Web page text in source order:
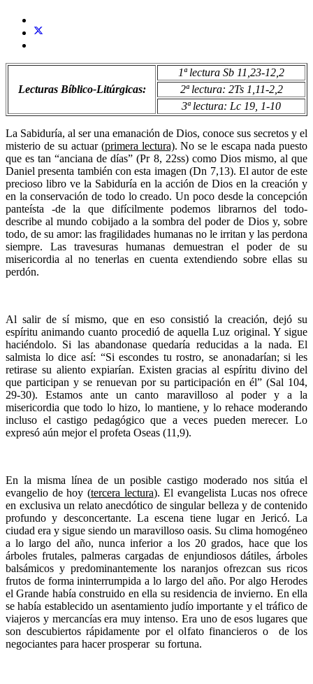
Lecturas Bíblico-Litúrgicas:
1ª lectura Sb 11,23-12,2
2ª lectura: 2Ts 1,11-2,2
3ª lectura: Lc 19, 1-10
La Sabiduría, al ser una emanación de Dios, conoce sus secretos y el
misterio de su actuar (primera lectura). No se le escapa nada puesto
que es tan “anciana de días” (Pr 8, 22ss) como Dios mismo, al que
Daniel presenta también con esta imagen (Dn 7,13). El autor de este
precioso libro ve la Sabiduría en la acción de Dios en la creación y
en la conservación de todo lo creado. Un poco desde la concepción
panteísta -de la que difícilmente podemos librarnos del todo-
describe al mundo cobijado a la sombra del poder de Dios y, sobre
todo, de su amor: las fragilidades humanas no le irritan y las perdona
siempre. Las travesuras humanas demuestran el poder de su
misericordia al no tenerlas en cuenta extendiendo sobre ellas su
perdón.
Al salir de sí mismo, que en eso consistió la creación, dejó su
espíritu animando cuanto procedió de aquella Luz original. Y sigue
haciéndolo. Si las abandonase quedaría reducidas a la nada. El
salmista lo dice así: “Si escondes tu rostro, se anonadarían; si les
retirase su aliento expiarían. Existen gracias al espíritu divino del
que participan y se renuevan por su participación en él” (Sal 104,
29-30). Estamos ante un canto maravilloso al poder y a la
misericordia que todo lo hizo, lo mantiene, y lo rehace moderando
incluso el castigo pedagógico que a veces pueden merecer. Lo
expresó aún mejor el profeta Oseas (11,9).
En la misma línea de un posible castigo moderado nos sitúa el
evangelio de hoy (tercera lectura). El evangelista Lucas nos ofrece
en exclusiva un relato anecdótico de singular belleza y de contenido
profundo y desconcertante. La escena tiene lugar en Jericó. La
ciudad era y sigue siendo un maravilloso oasis. Su clima homogéneo
a lo largo del año, nunca inferior a los 20 grados, hace que los
árboles frutales, palmeras cargadas de enjundiosos dátiles, árboles
balsámicos y predominantemente los naranjos ofrezcan sus ricos
frutos de forma ininterrumpida a lo largo del año. Por algo Herodes
el Grande había construido en ella su residencia de invierno. En ella
se había establecido un asentamiento judío importante y el tráfico de
viajeros y mercancías era muy intenso. Era uno de esos lugares que
son descubiertos rápidamente por el olfato financieros o de los
negociantes para hacer prosperar su fortuna.